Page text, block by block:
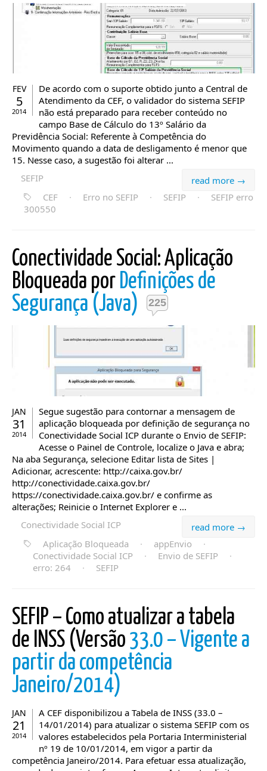
FEV
5
2014
De acordo com o suporte obtido junto a Central de
Atendimento da CEF, o validador do sistema SEFIP
não está preparado para receber conteúdo no
campo Base de Cálculo do 13º Salário da
Previdência Social: Referente à Competência do
Movimento quando a data de desligamento é menor que
15. Nesse caso, a sugestão foi alterar ...
read more →
SEFIP
CEF
· Erro no SEFIP · SEFIP ·
SEFIP erro
300550
Conectividade Social: Aplicação
Bloqueada por Definições de
Segurança (Java)
225
JAN
31
2014
Segue sugestão para contornar a mensagem de
aplicação bloqueada por definição de segurança no
Conectividade Social ICP durante o Envio de SEFIP:
Acesse o Painel de Controle, localize o Java e abra;
Na aba Segurança, selecione Editar lista de Sites |
Adicionar, acrescente: http://caixa.gov.br/
http://conectividade.caixa.gov.br/
https://conectividade.caixa.gov.br/ e confirme as
alterações; Reinicie o Internet Explorer e ...
read more →
Conectividade Social ICP
Aplicação Bloqueada
· appEnvio
·
Conectividade Social ICP
· Envio de SEFIP
·
erro: 264
· SEFIP
SEFIP – Como atualizar a tabela
de INSS (Versão 33.0 – Vigente a
partir da competência
Janeiro/2014)
JAN
21
2014
A CEF disponibilizou a Tabela de INSS (33.0 –
14/01/2014) para atualizar o sistema SEFIP com os
valores estabelecidos pela Portaria Interministerial
nº 19 de 10/01/2014, em vigor a partir da
competência Janeiro/2014. Para efetuar essa atualização,